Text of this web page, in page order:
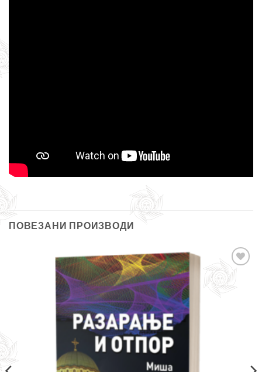
ПОВЕЗАНИ ПРОИЗВОДИ
Додајте
у листу
жеља